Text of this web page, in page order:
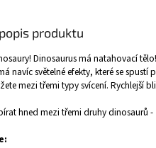
produktu
Dinosaurus má natahovací
navíc světelné efekty, které se
mezi třemi typy svícení. Rychlejší
hned mezi třemi druhy dinosaurů